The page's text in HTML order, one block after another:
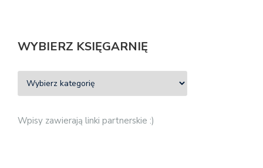
WYBIERZ KSIĘGARNIĘ
Wpisy zawierają linki partnerskie :)